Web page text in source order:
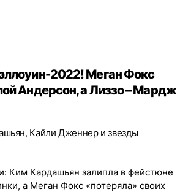
2022! Меган Фокс
Андерсон, а Лиззо – Мардж
Кайли Дженнер и звезды